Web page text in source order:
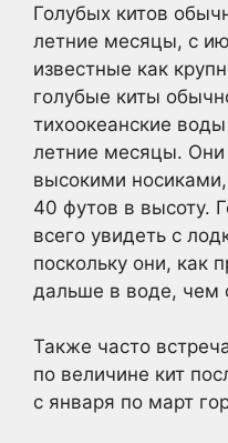
Голубых китов
летние месяцы, с
известные как
голубые киты
тихоокеанские
летние месяцы.
высокими
40 футов в высоту.
всего увидеть с
поскольку они, как
дальше в воде, чем
Также часто
по величине кит
с января по март